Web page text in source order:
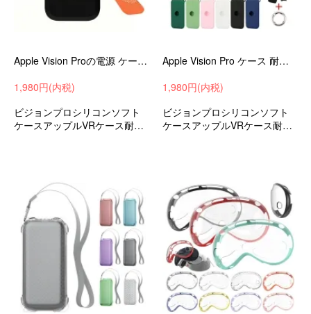
Apple Vision Proの電源 ケース 耐衝撃 カバー カラビナ付き シリコン ソフトケース アップル VR / AR 耐衝撃ケース
1,980円(内税)
ビジョンプロシリコンソフト
ケースアップルVRケース耐衝
Apple Vision Pro ケース 耐衝撃 カバー Apple Vision Proの電源 ケース 落下防止 ネックストラップ ストラップホール付き シリコン
1,980円(内税)
ビジョンプロシリコンソフト
ケースアップルVRケース耐衝